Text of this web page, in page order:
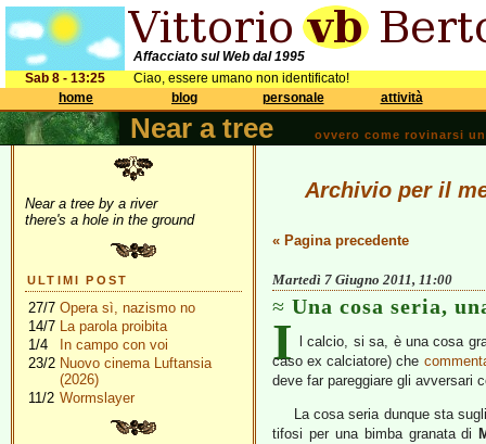
Affacciato sul Web dal 1995
Sab 8 - 13:25
Ciao, essere umano non identificato!
home
blog personale attività
Near a tree ovvero come rovinarsi
Near a tree by a river
there's a hole in the ground
ULTIMI POST
27/7 Opera sì, nazismo no
14/7 La parola proibita
1/4
In campo con voi
23/2 Nuovo cinema Luftansia
(2026)
11/2 Wormslayer
Archivio per il
« Pagina precedente
Martedì 7 Giugno 2011, 11:00
Una cosa seria,
I
l calcio, si sa, è una cosa
caso ex calciatore) che
deve far pareggiare gli avversari
La cosa seria dunque sta
tifosi per una bimba granata di